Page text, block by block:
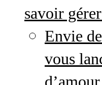
savoir
Envie
vous